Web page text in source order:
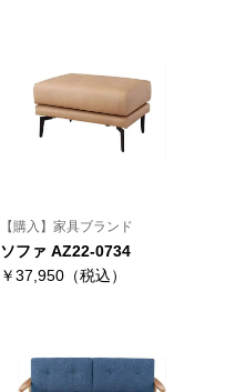
【購入】家具ブランド
ソファ AZ22-0734
￥37,950（税込）